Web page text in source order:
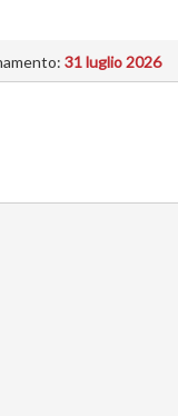
31 luglio 2026